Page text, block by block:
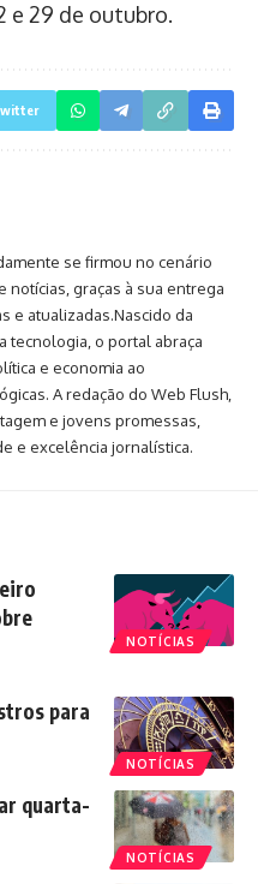
e 29 de outubro.
se firmou no cenário
notícias, graças à sua entrega
e atualizadas.Nascido da
tecnologia, o portal abraça
e economia ao
A redação do Web Flush,
e jovens promessas,
e excelência jornalística.
NOTÍCIAS
NOTÍCIAS
para
NOTÍCIAS
quarta-